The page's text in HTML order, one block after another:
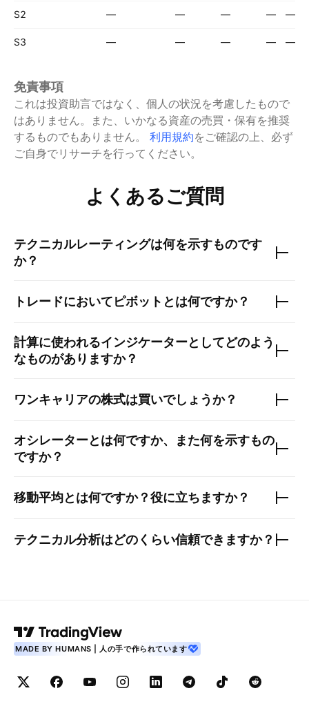
S2 — — — — —
S3 — — — — —
免責事項
これは投資助言ではなく、個人の状況を考慮したもので
はありません。また、いかなる資産の売買・保有を推奨
するものでもありません。
利用規約をご確認の上、必ず
ご自身でリサーチを行ってください。
よくあるご質問
テクニカルレーティングは何を示すものです
か？
トレードにおいてピボットとは何ですか？
計算に使われるインジケーターとしてどのよう
なものがありますか？
ワンキャリアの株式は買いでしょうか？
オシレーターとは何ですか、また何を示すもの
ですか？
移動平均とは何ですか？役に立ちますか？
テクニカル分析はどのくらい信頼できますか？
MADE BY HUMANS | 人の手で作られています